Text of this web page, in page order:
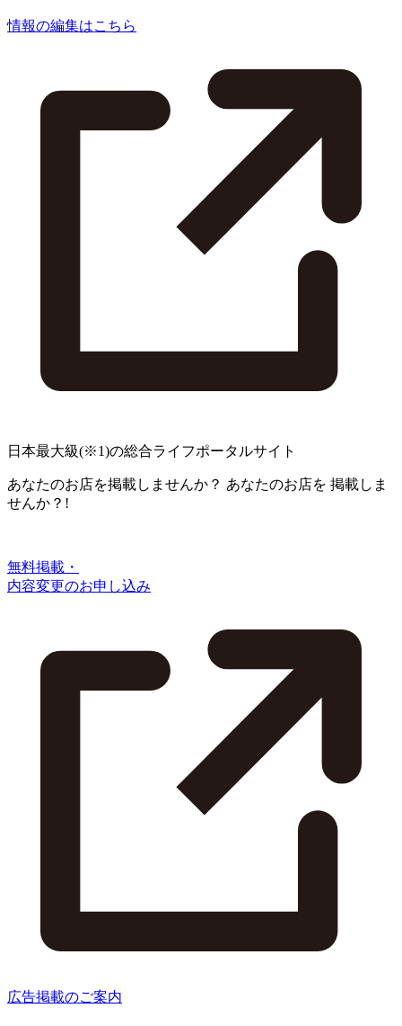
情報の編集はこちら
日本最大級(※1)の総合ライフポータルサイト
あなたのお店を掲載しませんか？ あなたのお店を 掲載しま
せんか？!
無料掲載・
内容変更のお申し込み
広告掲載のご案内